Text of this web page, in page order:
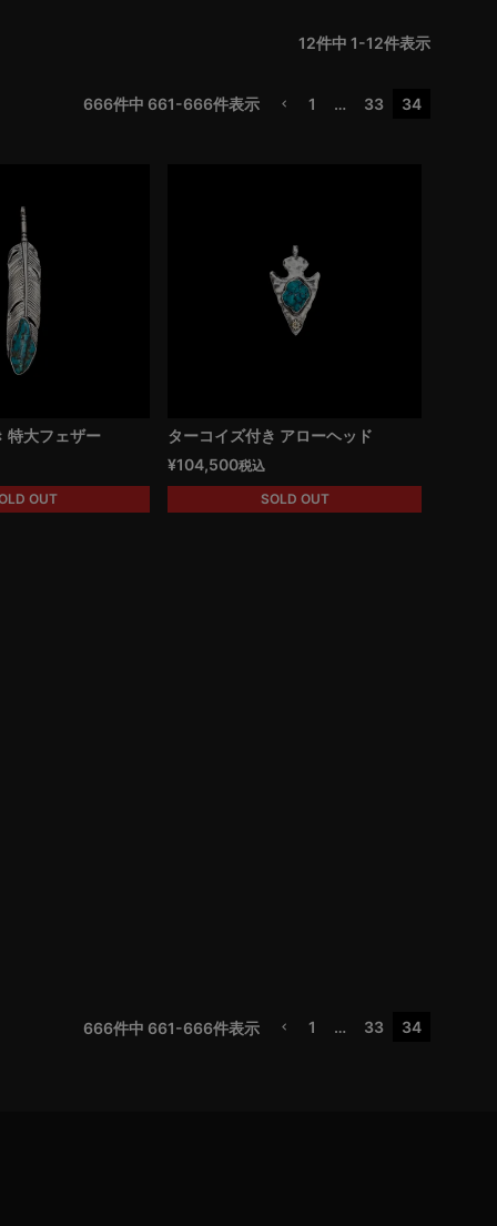
12件中 1-12件表示
666件中 661-666件表示 1 … 33 34
特大フェザー
OUT
ターコイズ付き アローヘッド
¥104,500税込
SOLD OUT
666件中 661-666件表示 1 … 33 34